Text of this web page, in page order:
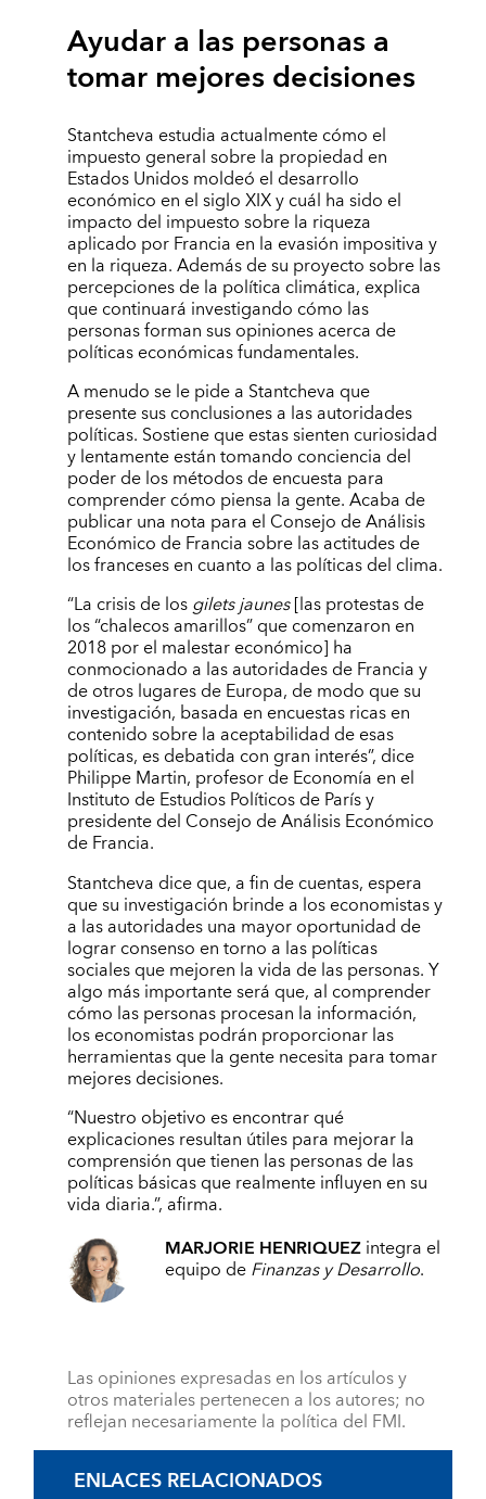
Ayudar a las personas a
tomar mejores decisiones
Stantcheva estudia actualmente cómo el
impuesto general sobre la propiedad en
Estados Unidos moldeó el desarrollo
económico en el siglo XIX y cuál ha sido el
impacto del impuesto sobre la riqueza
aplicado por Francia en la evasión impositiva y
en la riqueza. Además de su proyecto sobre las
percepciones de la política climática, explica
que continuará investigando cómo las
personas forman sus opiniones acerca de
políticas económicas fundamentales.
A menudo se le pide a Stantcheva que
presente sus conclusiones a las autoridades
políticas. Sostiene que estas sienten curiosidad
y lentamente están tomando conciencia del
poder de los métodos de encuesta para
comprender cómo piensa la gente. Acaba de
publicar una nota para el Consejo de Análisis
Económico de Francia sobre las actitudes de
los franceses en cuanto a las políticas del clima.
“La crisis de losgilets jaunes[las protestas de
los “chalecos amarillos” que comenzaron en
2018 por el malestar económico] ha
conmocionado a las autoridades de Francia y
de otros lugares de Europa, de modo que su
investigación, basada en encuestas ricas en
contenido sobre la aceptabilidad de esas
políticas, es debatida con gran interés”, dice
Philippe Martin, profesor de Economía en el
Instituto de Estudios Políticos de París y
presidente del Consejo de Análisis Económico
de Francia.
Stantcheva dice que, a fin de cuentas, espera
que su investigación brinde a los economistas y
a las autoridades una mayor oportunidad de
lograr consenso en torno a las políticas
sociales que mejoren la vida de las personas. Y
algo más importante será que, al comprender
cómo las personas procesan la información,
los economistas podrán proporcionar las
herramientas que la gente necesita para tomar
mejores decisiones.
“Nuestro objetivo es encontrar qué
explicaciones resultan útiles para mejorar la
comprensión que tienen las personas de las
políticas básicas que realmente influyen en su
vida diaria.”, afirma.
MARJORIE HENRIQUEZintegra el
equipo deFinanzas y Desarrollo.
Las opiniones expresadas en los artículos y
otros materiales pertenecen a los autores; no
reflejan necesariamente la política del FMI.
ENLACES RELACIONADOS